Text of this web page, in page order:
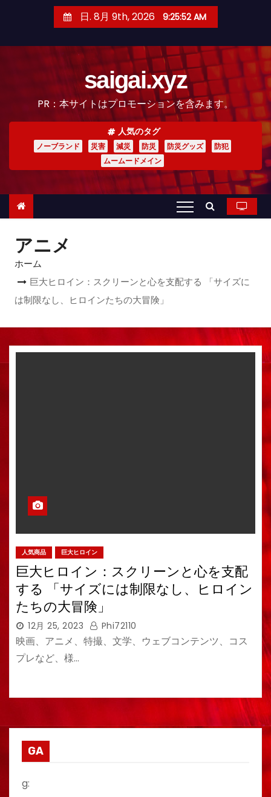
日. 8月 9th, 2026 9:25:53 AM
saigai.xyz
PR：本サイトはプロモーションを含みます。
人気のタグ
ノーブランド 災害 減災 防災 防災グッズ
防犯
ムームードメイン
アニメ
ホーム
巨大ヒロイン：スクリーンと心を支配する 「サイズに
は制限なし、ヒロインたちの大冒険」
人気商品 巨大ヒロイン
巨大ヒロイン：スクリーンと心を支配
する 「サイズには制限なし、ヒロイン
たちの大冒険」
12月 25, 2023 Phi72110
映画、アニメ、特撮、文学、ウェブコンテンツ、コス
プレなど、様…
GA
g: